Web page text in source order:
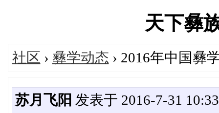
天下彝
社区 › 彝学动态 › 2016年中国彝
苏月飞阳 发表于 2016-7-31